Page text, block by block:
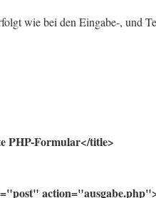
wie bei den Eingabe-, und
PHP-Formular</title>